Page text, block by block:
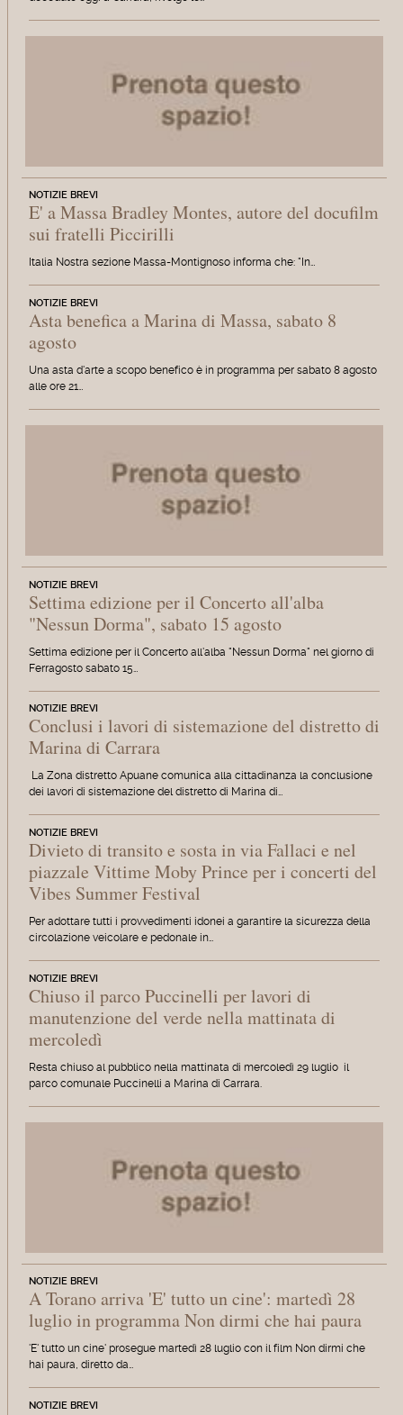
NOTIZIE BREVI
E' a Massa Bradley Montes, autore del docufilm
sui fratelli Piccirilli
Italia Nostra sezione Massa-Montignoso informa che: "In…
NOTIZIE BREVI
Asta benefica a Marina di Massa, sabato 8
agosto
Una asta d'arte a scopo benefico è in programma per sabato 8 agosto
alle ore 21…
NOTIZIE BREVI
Settima edizione per il Concerto all'alba
"Nessun Dorma", sabato 15 agosto
Settima edizione per il Concerto all'alba "Nessun Dorma" nel giorno di
Ferragosto sabato 15…
NOTIZIE BREVI
Conclusi i lavori di sistemazione del distretto di
Marina di Carrara
La Zona distretto Apuane comunica alla cittadinanza la conclusione
dei lavori di sistemazione del distretto di Marina di…
NOTIZIE BREVI
Divieto di transito e sosta in via Fallaci e nel
piazzale Vittime Moby Prince per i concerti del
Vibes Summer Festival
Per adottare tutti i provvedimenti idonei a garantire la sicurezza della
circolazione veicolare e pedonale in…
NOTIZIE BREVI
Chiuso il parco Puccinelli per lavori di
manutenzione del verde nella mattinata di
mercoledì
Resta chiuso al pubblico nella mattinata di mercoledì 29 luglio il
parco comunale Puccinelli a Marina di Carrara.
NOTIZIE BREVI
A Torano arriva 'E' tutto un cine': martedì 28
luglio in programma Non dirmi che hai paura
'E' tutto un cine' prosegue martedì 28 luglio con il film Non dirmi che
hai paura, diretto da…
NOTIZIE BREVI